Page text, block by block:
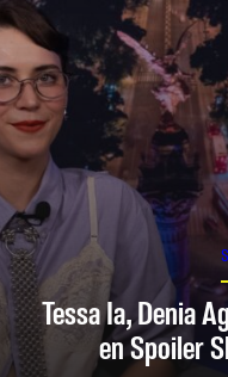
Tessa Ia, Denia
en Spoiler